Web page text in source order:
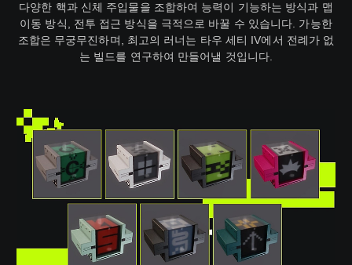
다양한 핵과 신체 주입물을 조합하여 능력이 기능하는 방식과 맵
이동 방식, 전투 접근 방식을 극적으로 바꿀 수 있습니다. 가능한
조합은 무궁무진하며, 최고의 러너는 타우 세티 IV에서 전례가 없
는 빌드를 연구하여 만들어낼 것입니다.